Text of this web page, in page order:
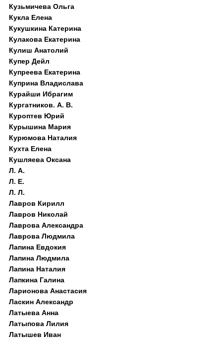
Кузьмичева Ольга
Кукла Елена
Кукушкина Катерина
Кулакова Екатерина
Кулиш Анатолий
Купер Дейл
Купреева Екатерина
Куприна Владислава
Курайши Ибрагим
Кургатников. А. В.
Куроптев Юрий
Курышина Мария
Курюмова Наталия
Кухта Елена
Кушляева Оксана
Л. А.
Л. Е.
Л. Л.
Лавров Кирилл
Лавров Николай
Лаврова Александра
Лаврова Людмила
Лапина Евдокия
Лапина Людмила
Лапина Наталия
Лапкина Галина
Ларионова Анастасия
Ласкин Александр
Латыева Анна
Латыпова Лилия
Латышев Иван